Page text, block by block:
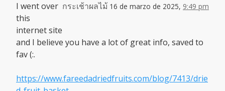
กระเช้าผลไม้ 16 de marzo de 2025, 9:49 pm
I went over
this
internet site
and I believe you have a lot of great info, saved to
fav (:.
https://www.fareedadriedfruits.com/blog/7413/drie